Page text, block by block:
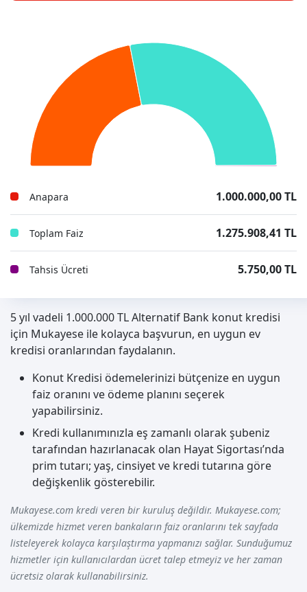
Anapara 1.000.000,00 TL
Toplam Faiz 1.275.908,41 TL
Tahsis Ücreti 5.750,00 TL
5 yıl vadeli 1.000.000 TL Alternatif Bank konut kredisi
için Mukayese ile kolayca başvurun, en uygun ev
kredisi oranlarından faydalanın.
Konut Kredisi ödemelerinizi bütçenize en uygun
faiz oranını ve ödeme planını seçerek
yapabilirsiniz.
Kredi kullanımınızla eş zamanlı olarak şubeniz
tarafından hazırlanacak olan Hayat Sigortası’nda
prim tutarı; yaş, cinsiyet ve kredi tutarına göre
değişkenlik gösterebilir.
Mukayese.com kredi veren bir kuruluş değildir. Mukayese.com;
ülkemizde hizmet veren bankaların faiz oranlarını tek sayfada
listeleyerek kolayca karşılaştırma yapmanızı sağlar. Sunduğumuz
hizmetler için kullanıcılardan ücret talep etmeyiz ve her zaman
ücretsiz olarak kullanabilirsiniz.